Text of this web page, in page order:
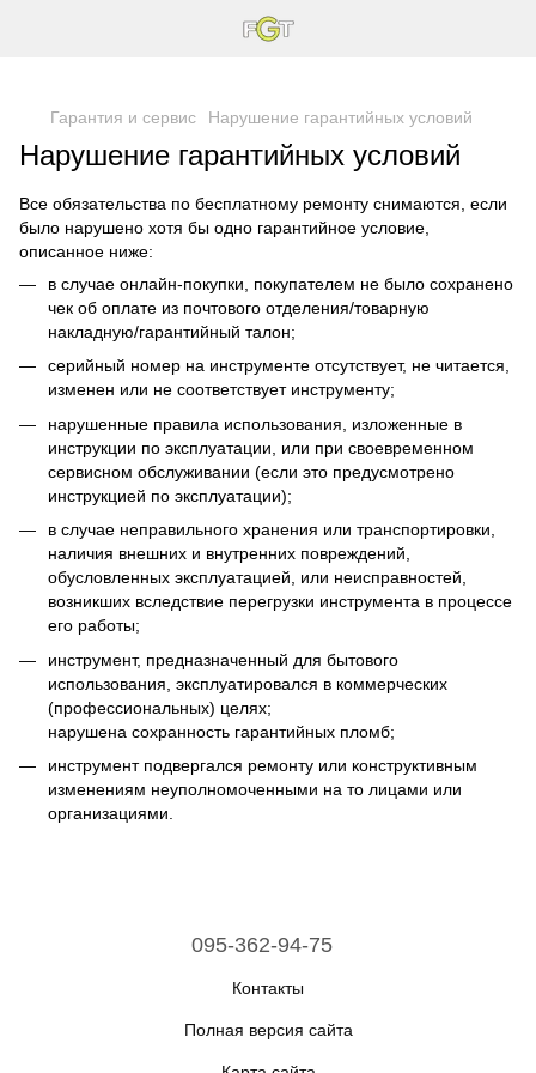
Гарантия и сервис Нарушение гарантийных условий
Нарушение гарантийных условий
Все обязательства по бесплатному ремонту снимаются, если
было нарушено хотя бы одно гарантийное условие,
описанное ниже:
в случае онлайн-покупки, покупателем не было сохранено
чек об оплате из почтового отделения/товарную
накладную/гарантийный талон;
серийный номер на инструменте отсутствует, не читается,
изменен или не соответствует инструменту;
нарушенные правила использования, изложенные в
инструкции по эксплуатации, или при своевременном
сервисном обслуживании (если это предусмотрено
инструкцией по эксплуатации);
в случае неправильного хранения или транспортировки,
наличия внешних и внутренних повреждений,
обусловленных эксплуатацией, или неисправностей,
возникших вследствие перегрузки инструмента в процессе
его работы;
инструмент, предназначенный для бытового
использования, эксплуатировался в коммерческих
(профессиональных) целях;
нарушена сохранность гарантийных пломб;
инструмент подвергался ремонту или конструктивным
изменениям неуполномоченными на то лицами или
организациями.
095-362-94-75
Контакты
Полная версия сайта